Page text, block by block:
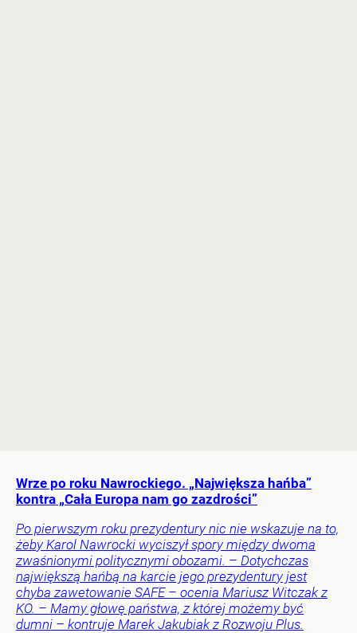
Wrze po roku Nawrockiego. „Największa hańba”
kontra „Cała Europa nam go zazdrości”
Po pierwszym roku prezydentury nic nie wskazuje na to,
żeby Karol Nawrocki wyciszył spory między dwoma
zwaśnionymi politycznymi obozami. – Dotychczas
największą hańbą na karcie jego prezydentury jest
chyba zawetowanie SAFE – ocenia Mariusz Witczak z
KO. – Mamy głowę państwa, z której możemy być
dumni – kontruje Marek Jakubiak z Rozwoju Plus.